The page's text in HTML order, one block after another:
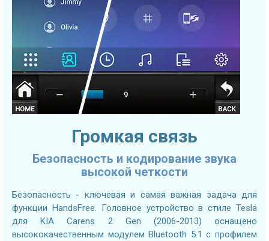
Громкая связь
Безопасность и кодирование звука
высокой четкости
Безопасность - ключевая и самая важная задача для
функции HandsFree. Головное устройство в стиле Tesla
для KIA Carens 2 Gen (2006-2013) оснащено
высококачественным модулем Bluetooth 5.1 с профилем